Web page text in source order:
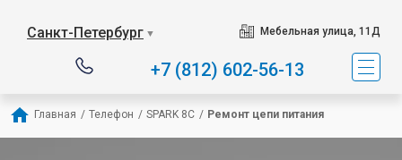
Санкт-Петербург ▼ Мебельная улица, 11Д
+7 (812) 602-56-13
Главная / Телефон / SPARK 8C / Ремонт цепи питания